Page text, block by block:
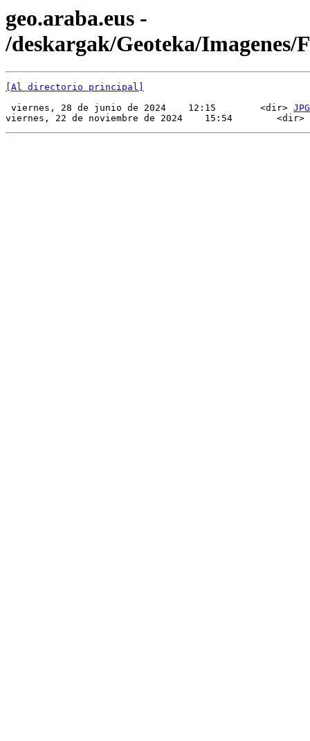
geo.araba.eus -
/deskargak/Geoteka/Imagenes/
[Al directorio principal]
viernes, 28 de junio de 2024    12:15        <dir> JPG
viernes, 22 de noviembre de 2024    15:54        <dir>